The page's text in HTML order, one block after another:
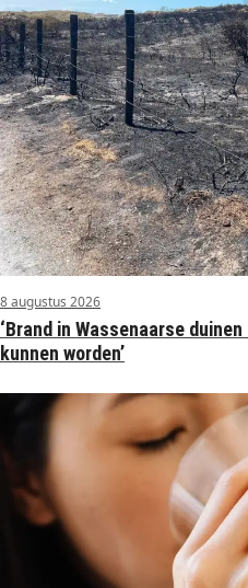
8 augustus 2026
‘Brand in Wassenaarse
kunnen worden’